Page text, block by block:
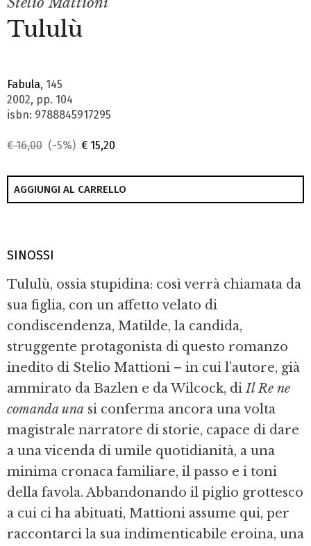
Tululù
Fabula, 145
2002, pp. 104
isbn: 9788845917295
€ 16,00 (-5%) € 15,20
AGGIUNGI AL CARRELLO
SINOSSI
Tululù, ossia stupidina: così verrà chiamata da
sua figlia, con un affetto velato di
condiscendenza, Matilde, la candida,
struggente protagonista di questo romanzo
inedito di Stelio Mattioni – in cui l’autore, già
ammirato da Bazlen e da Wilcock, diIl Re ne
comanda una si conferma ancora una volta
magistrale narratore di storie, capace di dare
a una vicenda di umile quotidianità, a una
minima cronaca familiare, il passo e i toni
della favola. Abbandonando il piglio grottesco
a cui ci ha abituati, Mattioni assume qui, per
raccontarci la sua indimenticabile eroina, una